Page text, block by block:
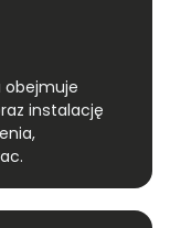
obejmuje
instalację